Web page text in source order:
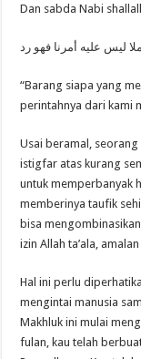
Dan sabda Nabi
ليس عليه أمرنا فهو رد
“Barang siapa yang
perintahnya dari kami
Usai beramal,
istigfar atas kurang
untuk memperbanyak
memberinya taufik
bisa
izin Allah ta’ala,
Hal ini perlu
mengintai manusia
Makhluk ini mulai
fulan, kau telah